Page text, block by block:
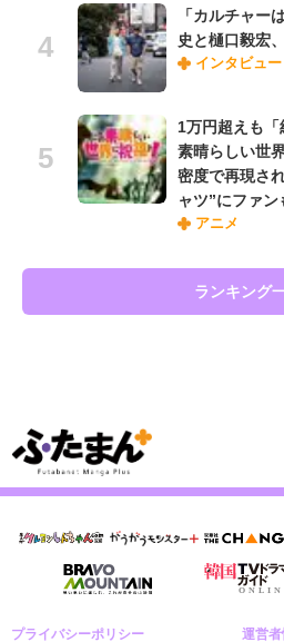
「カルチャー
史と樋口毅宏
インタビュー
1万円超えも
素晴らしい世
密度で再現さ
ャツ”にファン
アニメ
ランキング
プライバシーポリシー 運営者